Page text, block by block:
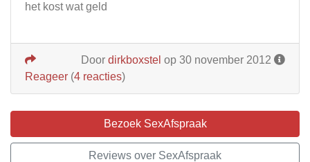
het kost wat geld
Door dirkboxstel op 30 november 2012
Reageer (4 reacties)
Bezoek SexAfspraak
Reviews over SexAfspraak